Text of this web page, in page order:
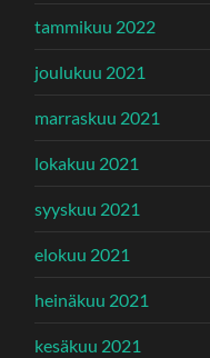
tammikuu 2022
joulukuu 2021
marraskuu 2021
lokakuu 2021
syyskuu 2021
elokuu 2021
heinäkuu 2021
kesäkuu 2021